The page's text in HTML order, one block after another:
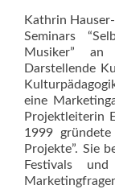
Kathrin
Seminars
Musiker”
Darstellende
eine
Projektleiterin
1999
Projekte”. Sie
Festivals